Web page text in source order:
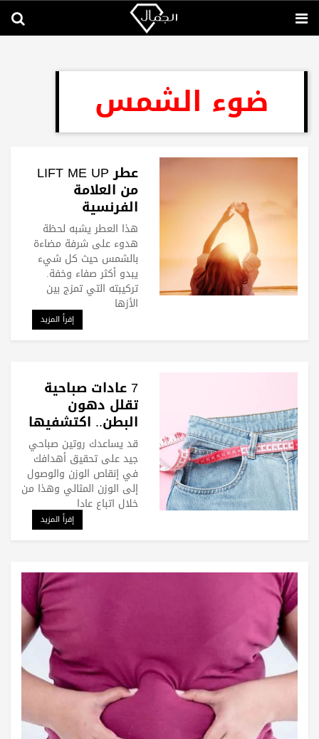
ضوء الشمس
عطر LIFT ME UP
من العلامة
الفرنسية
الفاخرةINITIO
Parfums Privé
لمحبات البساطة
هذا العطر يشبه لحظة
هدوء على شرفة مضاءة
بالشمس حيث كل شيء
يبدو أكثر صفاء وخفة.
تركيبته التي تمزج بين
الأزها
إقرأ المزيد
7 عادات صباحية
تقلل دهون
البطن.. اكتشفيها
قد يساعدك روتين صباحي
جيد على تحقيق أهدافك
في إنقاص الوزن والوصول
إلى الوزن المثالي وهذا من
خلال اتباع عادا
إقرأ المزيد